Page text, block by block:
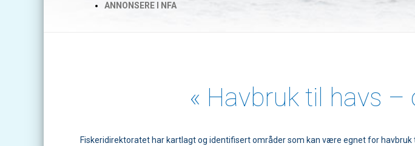
ANNONSERE I NFA
« Havbruk til havs
Fiskeridirektoratet har kartlagt og identifisert områder som kan være egnet for